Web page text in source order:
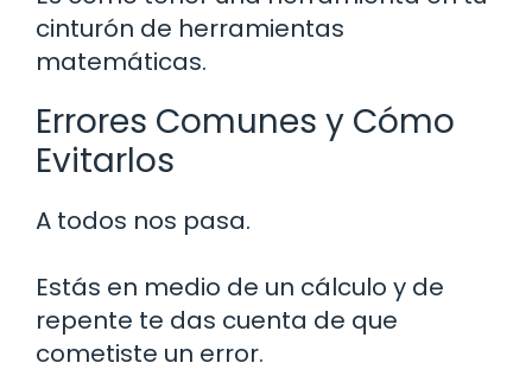
cinturón de herramientas
matemáticas.
Errores Comunes y Cómo
Evitarlos
A todos nos pasa.
Estás en medio de un cálculo y de
repente te das cuenta de que
cometiste un error.